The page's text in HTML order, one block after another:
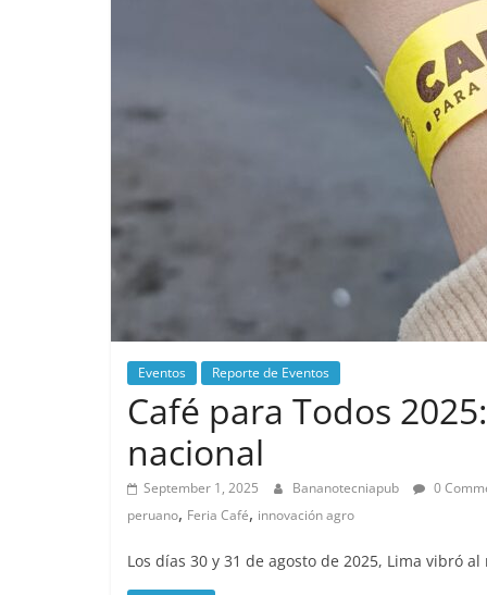
Eventos Reporte de Eventos
Café para Todos
nacional
September 1, 2025 Bananotecniapub 0
peruano, Feria Café, innovación agro
Los días 30 y 31 de agosto de 2025, Lima vibró